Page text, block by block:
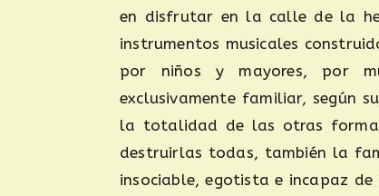
en disfrutar en la calle de la
instrumentos musicales
por niños y mayores, por
exclusivamente familiar, según
la totalidad de las otras
destruirlas todas, también la
insociable, egotista e incapaz